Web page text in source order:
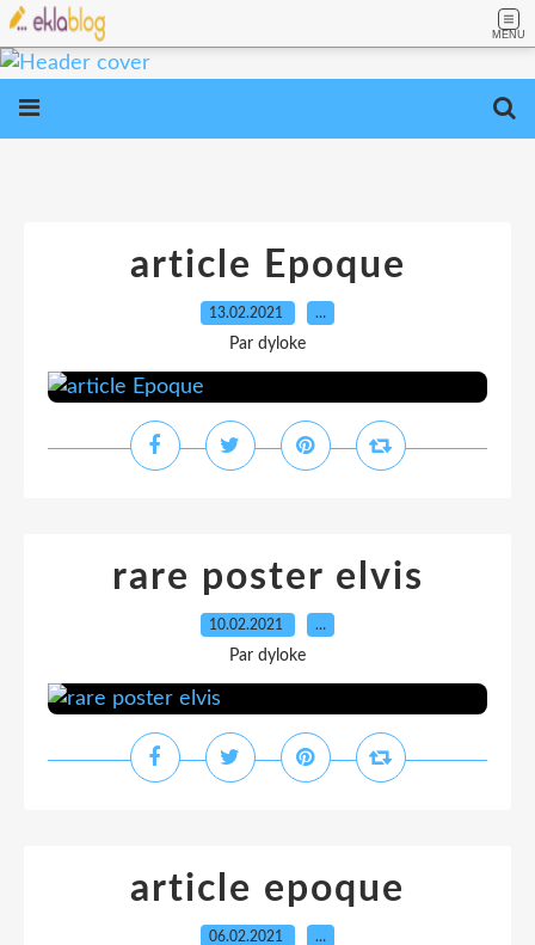
MENU
article Epoque
13.02.2021 …
Par dyloke
rare poster elvis
10.02.2021 …
Par dyloke
article epoque
06.02.2021 …